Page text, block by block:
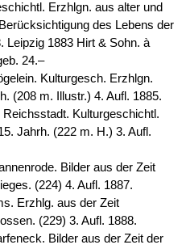
Erzhlgn. aus alter und
des Lebens der
Leipzig 1883 Hirt & Sohn. à
24.–
Kulturgesch. Erzhlgn.
(208 m. Illustr.) 4. Aufl. 1885.
Kulturgeschichtl.
Jahrh. (222 m. H.) 3. Aufl.
Bilder aus der Zeit
(224) 4. Aufl. 1887.
Erzhlg. aus der Zeit
(229) 3. Aufl. 1888.
Bilder aus der Zeit der